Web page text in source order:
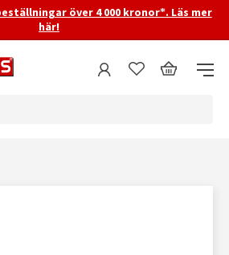
över 4 000 kronor*. Läs mer
här!